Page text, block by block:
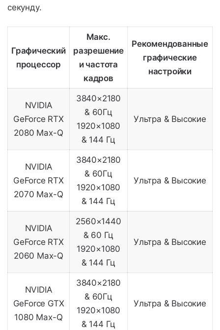
секунду.
Графический
процессор
Макс.
разрешение
и частота
кадров
Рекомендованные
графические
настройки
NVIDIA
GeForce RTX
2080 Max-Q
3840×2180
& 60Гц
1920×1080
& 144 Гц
Ультра & Высокие
NVIDIA
GeForce RTX
2070 Max-Q
3840×2180
& 60Гц
1920×1080
& 144 Гц
Ультра & Высокие
NVIDIA
GeForce RTX
2060 Max-Q
2560×1440
& 60 Гц
1920×1080
& 144 Гц
Ультра & Высокие
NVIDIA
GeForce GTX
1080 Max-Q
3840×2180
& 60Гц
1920×1080
& 144 Гц
Ультра & Высокие